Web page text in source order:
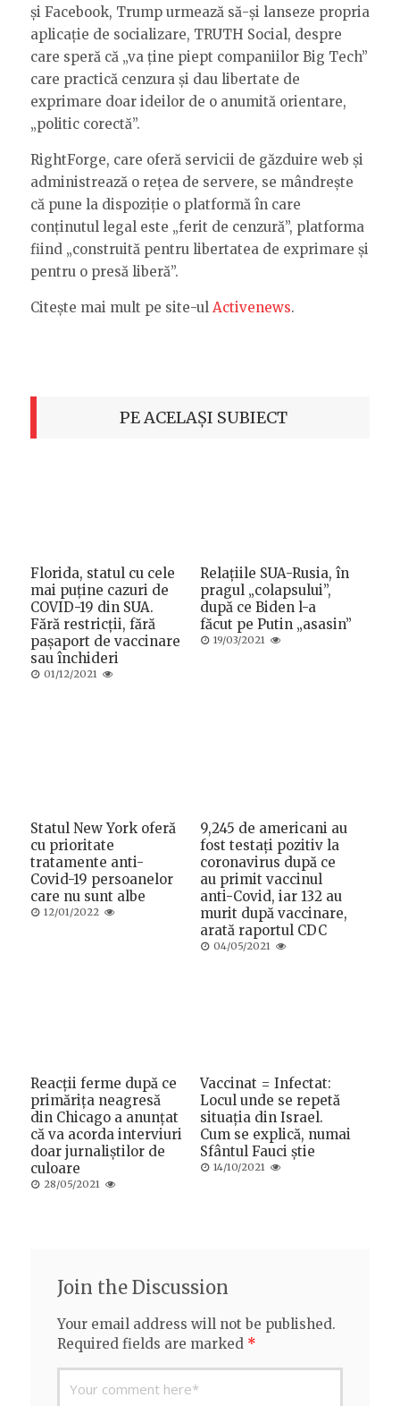
și Facebook, Trump urmează să-și lanseze propria
aplicație de socializare, TRUTH Social, despre
care speră că „va ține piept companiilor Big Tech”
care practică cenzura și dau libertate de
exprimare doar ideilor de o anumită orientare,
„politic corectă”.
RightForge, care oferă servicii de găzduire web și
administrează o rețea de servere, se mândrește
că pune la dispoziție o platformă în care
conținutul legal este „ferit de cenzură”, platforma
fiind „construită pentru libertatea de exprimare și
pentru o presă liberă”.
Citește mai mult pe site-ul Activenews.
PE ACELAȘI SUBIECT
Florida, statul cu cele
mai puține cazuri de
COVID-19 din SUA.
Fără restricții, fără
pașaport de vaccinare
sau închideri
Posted
01/12/2021
Relațiile SUA-Rusia, în
pragul „colapsului”,
după ce Biden l-a
făcut pe Putin „asasin”
Posted
19/03/2021
Statul New York oferă
cu prioritate
tratamente anti-
Covid-19 persoanelor
care nu sunt albe
Posted
12/01/2022
9,245 de americani au
fost testați pozitiv la
coronavirus după ce
au primit vaccinul
anti-Covid, iar 132 au
murit după vaccinare,
arată raportul CDC
Posted
04/05/2021
Reacții ferme după ce
primărița neagresă
din Chicago a anunțat
că va acorda interviuri
doar jurnaliștilor de
culoare
Posted
28/05/2021
Vaccinat = Infectat:
Locul unde se repetă
situația din Israel.
Cum se explică, numai
Sfântul Fauci știe
Posted
14/10/2021
Join the Discussion
Your email address will not be published.
Required fields are marked *